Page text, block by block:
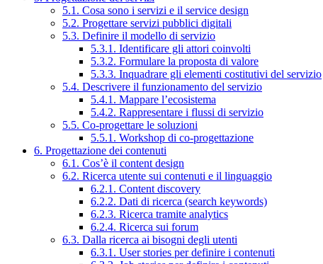
5.1. Cosa sono i servizi e il service design
5.2. Progettare servizi pubblici digitali
5.3. Definire il modello di servizio
5.3.1. Identificare gli attori coinvolti
5.3.2. Formulare la proposta di valore
5.3.3. Inquadrare gli elementi costitutivi del servizio
5.4. Descrivere il funzionamento del servizio
5.4.1. Mappare l’ecosistema
5.4.2. Rappresentare i flussi di servizio
5.5. Co-progettare le soluzioni
5.5.1. Workshop di co-progettazione
6. Progettazione dei contenuti
6.1. Cos’è il content design
6.2. Ricerca utente sui contenuti e il linguaggio
6.2.1. Content discovery
6.2.2. Dati di ricerca (search keywords)
6.2.3. Ricerca tramite analytics
6.2.4. Ricerca sui forum
6.3. Dalla ricerca ai bisogni degli utenti
6.3.1. User stories per definire i contenuti